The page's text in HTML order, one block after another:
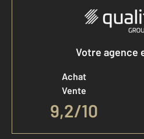
Votre agence
Achat
Vente
9,2/10